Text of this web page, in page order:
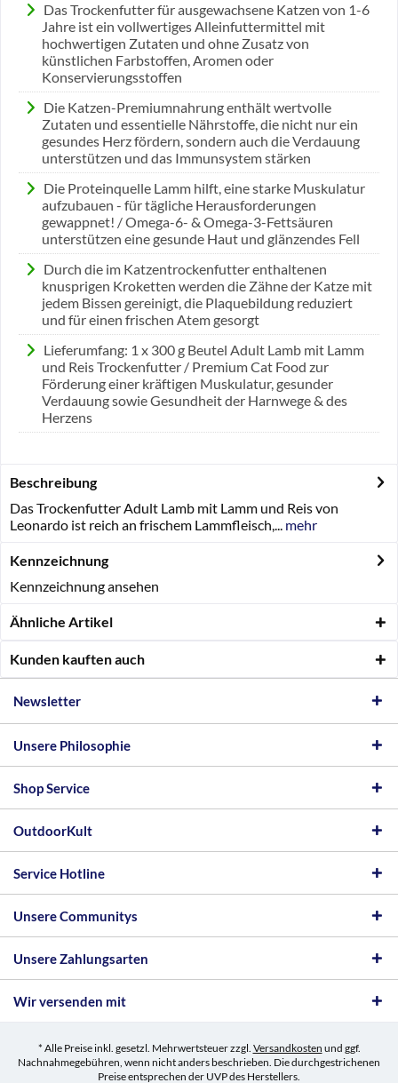
Das Trockenfutter für ausgewachsene Katzen von 1-6
Jahre ist ein vollwertiges Alleinfuttermittel mit
hochwertigen Zutaten und ohne Zusatz von
künstlichen Farbstoffen, Aromen oder
Konservierungsstoffen
Die Katzen-Premiumnahrung enthält wertvolle
Zutaten und essentielle Nährstoffe, die nicht nur ein
gesundes Herz fördern, sondern auch die Verdauung
unterstützen und das Immunsystem stärken
Die Proteinquelle Lamm hilft, eine starke Muskulatur
aufzubauen - für tägliche Herausforderungen
gewappnet! / Omega-6- & Omega-3-Fettsäuren
unterstützen eine gesunde Haut und glänzendes Fell
Durch die im Katzentrockenfutter enthaltenen
knusprigen Kroketten werden die Zähne der Katze mit
jedem Bissen gereinigt, die Plaquebildung reduziert
und für einen frischen Atem gesorgt
Lieferumfang: 1 x 300 g Beutel Adult Lamb mit Lamm
und Reis Trockenfutter / Premium Cat Food zur
Förderung einer kräftigen Muskulatur, gesunder
Verdauung sowie Gesundheit der Harnwege & des
Herzens
Beschreibung
Das Trockenfutter Adult Lamb mit Lamm und Reis von
Leonardo ist reich an frischem Lammfleisch,... mehr
Kennzeichnung
Kennzeichnung ansehen
Ähnliche Artikel
Kunden kauften auch
Newsletter
Unsere Philosophie
Shop Service
OutdoorKult
Service Hotline
Unsere Communitys
Unsere Zahlungsarten
Wir versenden mit
* Alle Preise inkl. gesetzl. Mehrwertsteuer zzgl. Versandkosten und ggf.
Nachnahmegebühren, wenn nicht anders beschrieben. Die durchgestrichenen
Preise entsprechen der UVP des Herstellers.